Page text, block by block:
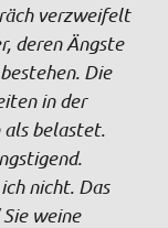
verzweifelt
deren Ängste
Die
in der
als belastet.
nicht. Das
weine